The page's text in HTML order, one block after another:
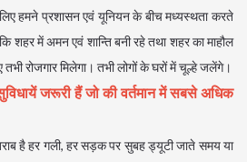
हमने प्रशासन एवं यूनियन के बीच मध्यस्थता करते
शहर में अमन एवं शान्ति बनी रहे तथा शहर का माहौल
रोजगार मिलेगा। तभी लोगों के घरों में चूल्हे जलेंगे।
जरूरी हैं जो की वर्तमान में सबसे अधिक
है हर गली, हर सड़क पर सुबह ड्यूटी जाते समय या